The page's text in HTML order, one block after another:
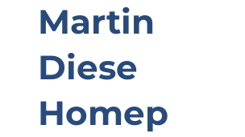
Martin
Diese
Homep